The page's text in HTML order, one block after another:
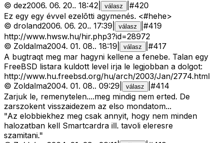
© dez2006. 06. 20.. 18:42 válasz #420
Ez egy egy évvel ezelõtti agymenés. <#hehe>
© droland2006. 06. 20.. 17:39 válasz #419
http://www.hwsw.hu/hir.php3?id=28972
© Zoldalma2004. 01. 08.. 18:19 válasz #417
A bugtraqt meg mar hagyni kellene a fenebe. Talan egy
FreeBSD listara kuldott level irja le legjobban a dolgot:
http://www.hu.freebsd.org/hu/arch/2003/Jan/2774.html
© Zoldalma2004. 01. 08.. 09:29 válasz #414
Zarjuk le, remenytelen....meg mindig nem erted. De
zarszokent visszaidezem az elso mondatom...
"Az elobbiekhez meg csak annyit, hogy nem minden
halozatban kell Smartcardra ill. tavoli eleresre
szamitani."